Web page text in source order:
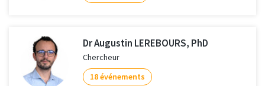
Dr Augustin LEREBOURS, PhD
Chercheur
18 événements